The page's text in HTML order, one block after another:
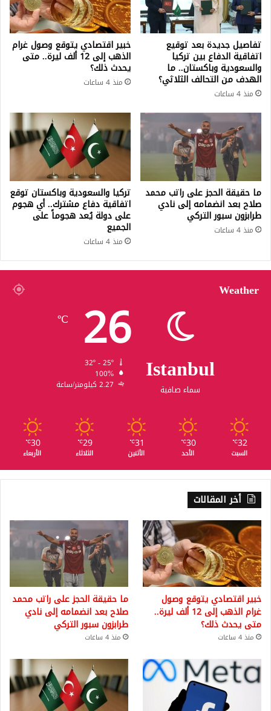
تفاصيل جديدة بعد توقيع
اتفاقية الدفاع بين تركيا
والسعودية وباكستان.. ما
الهدف من التحالف الثلاثي؟
منذ 4 ساعات
خبير اقتصادي يتوقع وصول غرام
الذهب إلى 12 ألف ليرة.. متى
يحدث ذلك؟
منذ 4 ساعات
ما حقيقة الحجز على راتب محمد
صلاح بعد انضمامه إلى نادي
طرابزون سبور التركي
منذ 4 ساعات
تركيا والسعودية وباكستان توقع
اتفاقية دفاع مشترك.. أي هجوم
على دولة يُعد هجوماً على
الجميع
منذ 4 ساعات
Weather
Istanbul
سماء صافية
26
℃
100%
2.27 كيلومتر/ساعة
32
℃
السبت
30
℃
الأحد
31
℃
الأثنين
29
℃
الثلاثاء
30
℃
الأربعاء
أخر المقالات
خبير اقتصادي يتوقع وصول
غرام الذهب إلى 12 ألف ليرة..
متى يحدث ذلك؟
منذ 4 ساعات
ما حقيقة الحجز على راتب محمد
صلاح بعد انضمامه إلى نادي
طرابزون سبور التركي
منذ 4 ساعات